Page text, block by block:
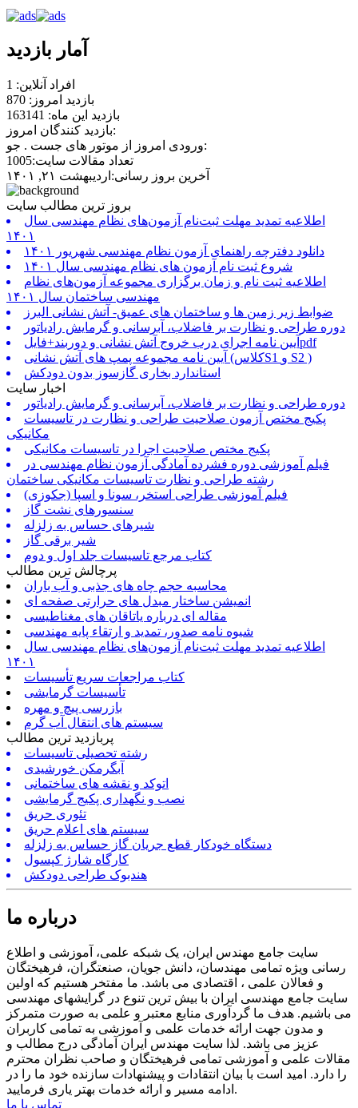
آمار بازدید
افراد آنلاین: 1
بازدید امروز: 870
بازدید این ماه: 163141
بازدید کنندگان امروز:
ورودی امروز از موتور های جست . جو:
تعداد مقالات سایت:1005
آخرین بروز رسانی:اردیبهشت ۲۱, ۱۴۰۱
بروز ترین مطالب سایت
اطلاعیه تمدید مهلت ثبت‌نام آزمون‌های نظام مهندسی سال
۱۴۰۱
دانلود دفترچه راهنمای آزمون نظام مهندسی شهریور ۱۴۰۱
شروع ثبت نام آزمون های نظام مهندسی سال ۱۴۰۱
اطلاعیه ثبت نام و زمان برگزاری مجموعه آزمون‌های نظام
مهندسی ساختمان سال ۱۴۰۱
ضوابط زیر زمین ها و ساختمان های عمیق- آتش نشانی البرز
دوره طراحی و نظارت بر فاضلاب، آبرسانی و گرمایش رادیاتور
آیین نامه اجرای درب خروج آتش نشانی و دوربند+فایلpdf
آیین نامه مجموعه پمپ های آتش نشانی (کلاسS1 و S2 )
استاندارد بخاری گازسوز بدون دودکش
اخبار سایت
دوره طراحی و نظارت بر فاضلاب، آبرسانی و گرمایش رادیاتور
پکیج مختص آزمون صلاحیت طراحی و نظارت در تاسیسات
مکانیکی
پکیج مختص صلاحیت اجرا در تاسیسات مکانیکی
فیلم آموزشی دوره فشرده آمادگی آزمون نظام مهندسی در
رشته طراحی و نظارت تاسیسات مکانیکی ساختمان
فیلم آموزشی طراحی استخر، سونا و اسپا (جکوزی)
سنسورهای نشت گاز
شیرهای حساس به زلزله
شیر برقی گاز
کتاب مرجع تاسیسات جلد اول و دوم
پرچالش ترین مطالب
محاسبه حجم چاه های جذبی و آب باران
انمیشن ساختار مبدل های حرارتی صفحه ای
مقاله ای درباره یاتاقان های مغناطیسی
شیوه نامه صدور، تمدید و ارتقاء پایه مهندسی
اطلاعیه تمدید مهلت ثبت‌نام آزمون‌های نظام مهندسی سال
۱۴۰۱
کتاب مراجعات سریع تأسیسات
تأسیسات گرمایشی
بازرسی پیچ و مهره
سیستم های انتقال آب گرم
پربازدید ترین مطالب
رشته تحصیلی تاسیسات
آبگرمکن خورشیدی
اتوکد و نقشه های ساختمانی
نصب و نگهداری پکیج گرمایشی
تئوری حریق
سیستم های اعلام حریق
دستگاه خودکار قطع جریان گاز حساس به زلزله
کارگاه شارژ کپسول
هندبوک طراحی دودکش
درباره ما
سایت جامع مهندس ایران، یک شبکه علمی، آموزشی و اطلاع
رسانی ویژه تمامی مهندسان، دانش جویان، صنعتگران، فرهیختگان
و فعالان علمی ، اقتصادی می باشد. ما مفتخر هستیم که اولین
سایت جامع مهندسی ایران با بیش ترین تنوع در گرایشهای مهندسی
می باشیم. هدف ما گردآوری منابع معتبر و علمی به صورت متمرکز
و مدون جهت ارائه خدمات علمی و آموزشی به تمامی کاربران
عزیز می باشد. لذا سایت مهندس ایران آمادگی درج مطالب و
مقالات علمی و آموزشی تمامی فرهیختگان و صاحب نظران محترم
را دارد. امید است با بیان انتقادات و پیشنهادات سازنده خود ما را در
ادامه مسیر و ارائه خدمات بهتر یاری فرمایید.
تماس با ما